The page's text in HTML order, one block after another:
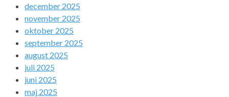
december 2025
november 2025
oktober 2025
september 2025
august 2025
juli 2025
juni 2025
maj 2025